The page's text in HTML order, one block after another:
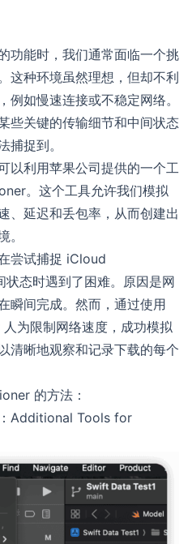
功能时，我们通常面临一个挑
这种环境虽然理想，但却不利
如慢速连接或不稳定网络。
些关键的传输细节和中间状态
捕捉到。
以利用苹果公司提供的一个工
。这个工具允许我们模拟
、延迟和丢包率，从而创建出
。
尝试捕捉 iCloud
态时遇到了困难。原因是网
瞬间完成。然而，通过使用
为限制网络速度，成功模拟
清晰地观察和记录下载的每个
的方法：
Additional Tools for